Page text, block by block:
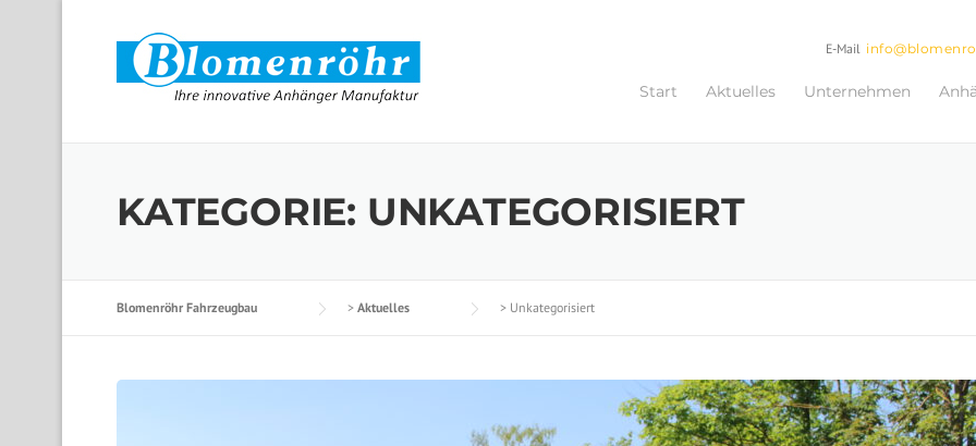
E-Mail
Start Aktuelles Unternehmen
KATEGORIE: UNKATEGORISIERT
Blomenröhr Fahrzeugbau > Aktuelles > Unkategorisiert